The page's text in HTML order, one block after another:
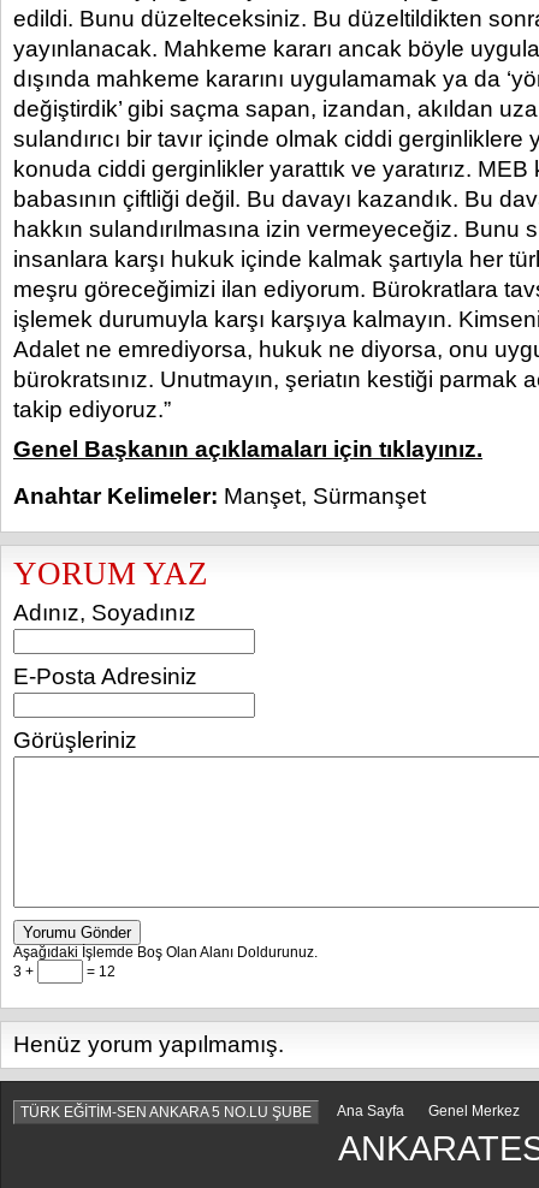
edildi. Bunu düzelteceksiniz. Bu düzeltildikten
yayınlanacak. Mahkeme kararı ancak böyle
dışında mahkeme kararını uygulamamak ya da
değiştirdik’ gibi saçma sapan, izandan, akıldan
sulandırıcı bir tavır içinde olmak ciddi gerginliklere
konuda ciddi gerginlikler yarattık ve yaratırız. MEB
babasının çiftliği değil. Bu davayı kazandık. Bu
hakkın sulandırılmasına izin vermeyeceğiz. Bunu
insanlara karşı hukuk içinde kalmak şartıyla her
meşru göreceğimizi ilan ediyorum. Bürokratlara
işlemek durumuyla karşı karşıya kalmayın.
Adalet ne emrediyorsa, hukuk ne diyorsa, onu
bürokratsınız. Unutmayın, şeriatın kestiği parmak
takip ediyoruz.”
Genel Başkanın açıklamaları için tıklayınız.
Anahtar Kelimeler: Manşet, Sürmanşet
YORUM YAZ
Adınız, Soyadınız
E-Posta Adresiniz
Görüşleriniz
Yorumu Gönder
Aşağıdaki İşlemde Boş Olan Alanı Doldurunuz.
3 +
= 12
Henüz yorum yapılmamış.
TÜRK EĞİTİM-SEN ANKARA 5 NO.LU ŞUBE Ana Sayfa Genel Merkez